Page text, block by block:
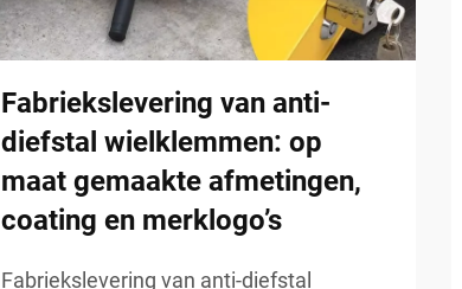
Fabriekslevering van anti-
diefstal wielklemmen: op
maat gemaakte afmetingen,
coating en merklogo’s
Fabriekslevering van anti-diefstal